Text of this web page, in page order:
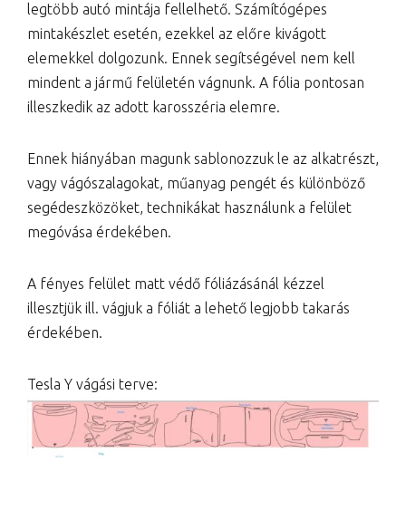
legtöbb autó mintája fellelhető. Számítógépes
mintakészlet esetén, ezekkel az előre kivágott
elemekkel dolgozunk. Ennek segítségével nem kell
mindent a jármű felületén vágnunk. A fólia pontosan
illeszkedik az adott karosszéria elemre.
Ennek hiányában magunk sablonozzuk le az alkatrészt,
vagy vágószalagokat, műanyag pengét és különböző
segédeszközöket, technikákat használunk a felület
megóvása érdekében.
A fényes felület matt védő fóliázásánál kézzel
illesztjük ill. vágjuk a fóliát a lehető legjobb takarás
érdekében.
Tesla Y vágási terve: